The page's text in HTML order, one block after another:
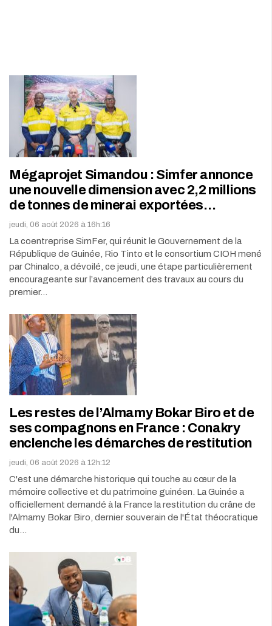
Mégaprojet Simandou : Simfer annonce
une nouvelle dimension avec 2,2 millions
de tonnes de minerai exportées…
jeudi, 06 août 2026 à 16h:16
La coentreprise SimFer, qui réunit le Gouvernement de la
République de Guinée, Rio Tinto et le consortium CIOH mené
par Chinalco, a dévoilé, ce jeudi, une étape particulièrement
encourageante sur l’avancement des travaux au cours du
premier…
Les restes de l’Almamy Bokar Biro et de
ses compagnons en France : Conakry
enclenche les démarches de restitution
jeudi, 06 août 2026 à 12h:12
C'est une démarche historique qui touche au cœur de la
mémoire collective et du patrimoine guinéen. La Guinée a
officiellement demandé à la France la restitution du crâne de
l'Almamy Bokar Biro, dernier souverain de l'État théocratique
du…